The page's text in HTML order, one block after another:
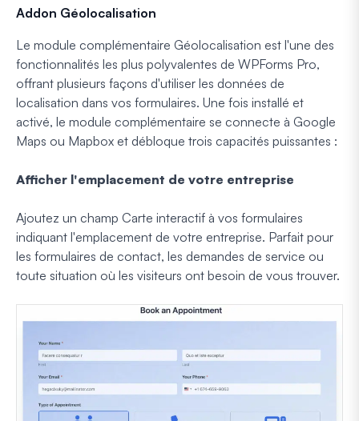
Addon Géolocalisation
Le module complémentaire Géolocalisation est l'une des
fonctionnalités les plus polyvalentes de WPForms Pro,
offrant plusieurs façons d'utiliser les données de
localisation dans vos formulaires. Une fois installé et
activé, le module complémentaire se connecte à Google
Maps ou Mapbox et débloque trois capacités puissantes :
Afficher l'emplacement de votre entreprise
Ajoutez un champ Carte interactif à vos formulaires
indiquant l'emplacement de votre entreprise. Parfait pour
les formulaires de contact, les demandes de service ou
toute situation où les visiteurs ont besoin de vous trouver.